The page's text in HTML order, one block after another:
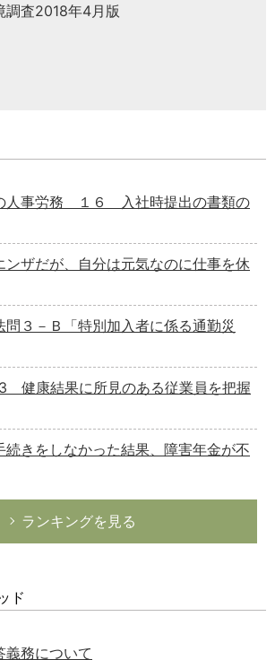
調査2018年4月版
人事労務 １６ 入社時提出の書類の
ンザだが、自分は元気なのに仕事を休
３－Ｂ「特別加入者に係る通勤災
健康結果に所見のある従業員を把握
続きをしなかった結果、障害年金が不
ランキングを見る
ド
義務について